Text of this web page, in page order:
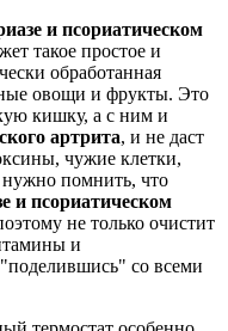
и псориатическом
такое простое и
обработанная
овощи и фрукты. Это
кишку, а с ним и
артрита, и не даст
чужие клетки,
помнить, что
и псориатическом
не только очистит
и
со всеми